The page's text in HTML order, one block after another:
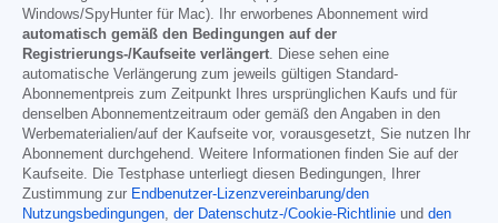
Windows/SpyHunter für Mac). Ihr erworbenes Abonnement wird
automatisch gemäß den Bedingungen auf der
Registrierungs-/Kaufseite verlängert . Diese sehen eine
automatische Verlängerung zum jeweils gültigen Standard-
Abonnementpreis zum Zeitpunkt Ihres ursprünglichen Kaufs und für
denselben Abonnementzeitraum oder gemäß den Angaben in den
Werbematerialien/auf der Kaufseite vor, vorausgesetzt, Sie nutzen Ihr
Abonnement durchgehend. Weitere Informationen finden Sie auf der
Kaufseite. Die Testphase unterliegt diesen Bedingungen, Ihrer
Zustimmung zur Endbenutzer-Lizenzvereinbarung/den
Nutzungsbedingungen der Datenschutz-/Cookie-Richtlinie und den